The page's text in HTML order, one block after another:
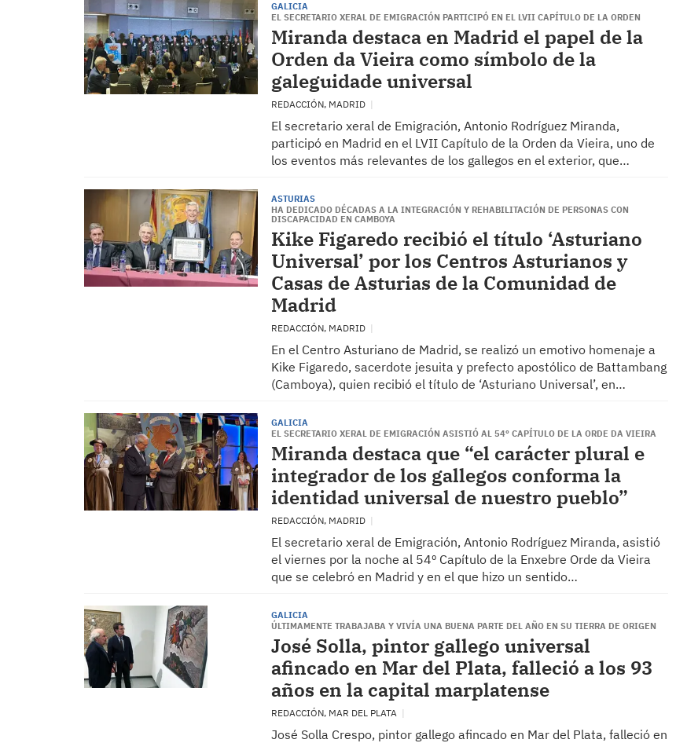
GALICIA
EL SECRETARIO XERAL DE EMIGRACIÓN PARTICIPÓ EN EL LVII CAPÍTULO DE LA ORDEN
Miranda destaca en Madrid el papel de la
Orden da Vieira como símbolo de la
galeguidade universal
REDACCIÓN, MADRID
El secretario xeral de Emigración, Antonio Rodríguez Miranda,
participó en Madrid en el LVII Capítulo de la Orden da Vieira, uno de
los eventos más relevantes de los gallegos en el exterior, que…
ASTURIAS
HA DEDICADO DÉCADAS A LA INTEGRACIÓN Y REHABILITACIÓN DE PERSONAS CON
DISCAPACIDAD EN CAMBOYA
Kike Figaredo recibió el título ‘Asturiano
Universal’ por los Centros Asturianos y
Casas de Asturias de la Comunidad de
Madrid
REDACCIÓN, MADRID
En el Centro Asturiano de Madrid, se realizó un emotivo homenaje a
Kike Figaredo, sacerdote jesuita y prefecto apostólico de Battambang
(Camboya), quien recibió el título de ‘Asturiano Universal’, en…
GALICIA
EL SECRETARIO XERAL DE EMIGRACIÓN ASISTIÓ AL 54º CAPÍTULO DE LA ORDE DA VIEIRA
Miranda destaca que “el carácter plural e
integrador de los gallegos conforma la
identidad universal de nuestro pueblo”
REDACCIÓN, MADRID
El secretario xeral de Emigración, Antonio Rodríguez Miranda, asistió
el viernes por la noche al 54º Capítulo de la Enxebre Orde da Vieira
que se celebró en Madrid y en el que hizo un sentido…
GALICIA
ÚLTIMAMENTE TRABAJABA Y VIVÍA UNA BUENA PARTE DEL AÑO EN SU TIERRA DE ORIGEN
José Solla, pintor gallego universal
afincado en Mar del Plata, falleció a los 93
años en la capital marplatense
REDACCIÓN, MAR DEL PLATA
José Solla Crespo, pintor gallego afincado en Mar del Plata, falleció en